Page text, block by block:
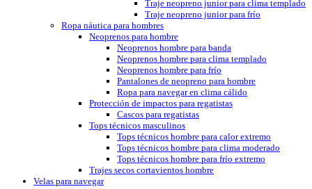
Traje neopreno junior para clima templado
Traje neopreno junior para frío
Ropa náutica para hombres
Neoprenos para hombre
Neoprenos hombre para banda
Neoprenos hombre para clima templado
Neoprenos hombre para frío
Pantalones de neopreno para hombre
Ropa para navegar en clima cálido
Protección de impactos para regatistas
Cascos para regatistas
Tops técnicos masculinos
Tops técnicos hombre para calor extremo
Tops técnicos hombre para clima moderado
Tops técnicos hombre para frío extremo
Trajes secos cortavientos hombre
Velas para navegar